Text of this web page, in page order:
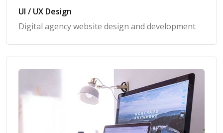
UI / UX Design
Digital agency website design and development